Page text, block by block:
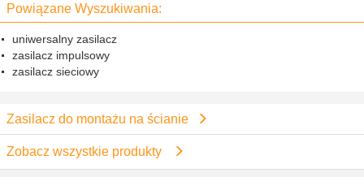
Powiązane Wyszukiwania:
uniwersalny zasilacz
zasilacz impulsowy
zasilacz sieciowy
Zasilacz do montażu na ścianie
Zobacz wszystkie produkty